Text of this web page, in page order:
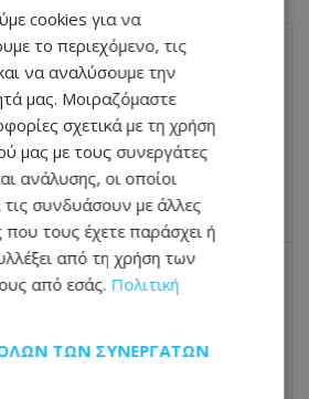
της Ολγκίν
προσκήνιο τις
το πλαίσιο Γκουτέρες
με τις αυξήσεις - Μέχρι
τιμές σε κρεβατάκια και
cookies για να
το περιεχόμενο, τις
να αναλύσουμε την
μας. Μοιραζόμαστε
σχετικά με τη χρήση
μας με τους συνεργάτες
ανάλυσης, οι οποίοι
τις συνδυάσουν με άλλες
τους έχετε παράσχει ή
από τη χρήση των
από εσάς. Πολιτική
ΤΩΝ ΣΥΝΕΡΓΑΤΏΝ